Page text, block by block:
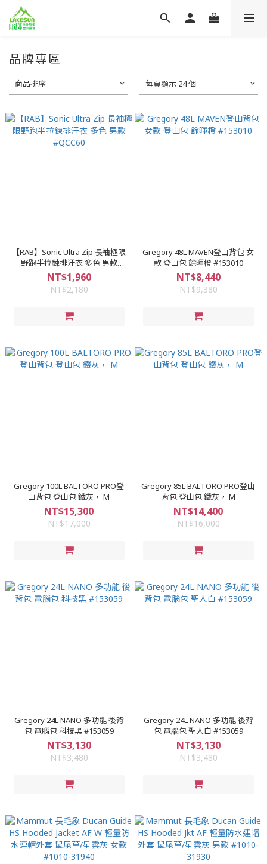
品牌專區
商品排序 每頁顯示 24 個
【RAB】Sonic Ultra Zip 長袖極限
野跑半拉鍊排汗衣 多色 男款
#QCC60
NT$1,960
NT$2,180
Gregory 48L MAVEN登山背包 女
款 登山包 餘暉橙 #153010
NT$8,440
NT$9,380
Gregory 100L BALTORO PRO登
山背包 登山包 鐵灰， M
NT$15,300
NT$17,000
Gregory 85L BALTORO PRO登山
背包 登山包 鐵灰， M
NT$14,400
NT$16,000
Gregory 24L NANO 多功能 後背
包 電腦包 科技黑 #153059
NT$3,130
NT$3,480
Gregory 24L NANO 多功能 後背
包 電腦包 聖人白 #153059
NT$3,130
NT$3,480